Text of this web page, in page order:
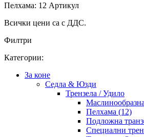
Пелхама: 12 Артикул
Всички цени са с ДДС.
Филтри
Категории:
За коне
Седла & Юзди
Трензела / Удило
Пелхама (12)
Подложна
Специални